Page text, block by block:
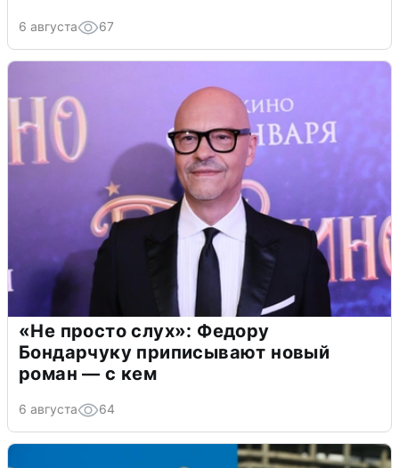
6 августа 67
«Не просто слух»: Федору
Бондарчуку приписывают новый
роман — с кем
6 августа 64